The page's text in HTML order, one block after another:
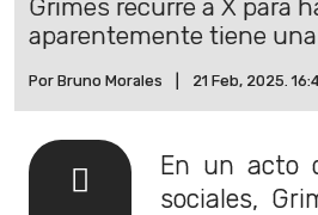
Grimes recurre a X para
aparentemente tiene
Por Bruno Morales 21 Feb, 2025.
En un acto
sociales,